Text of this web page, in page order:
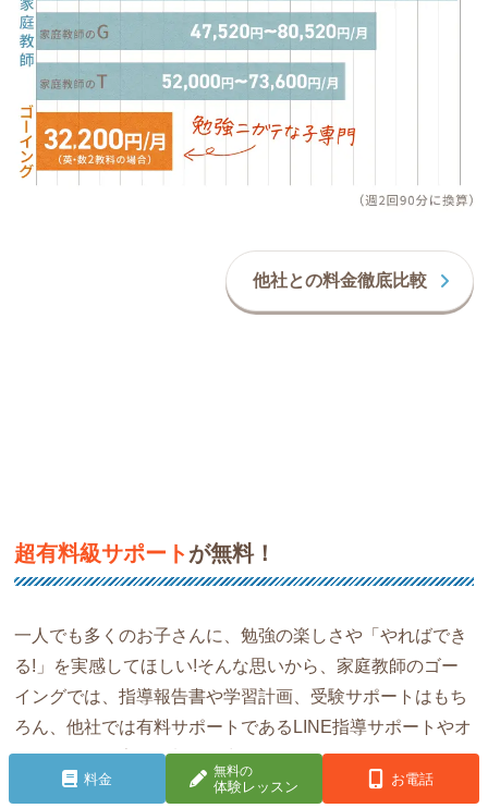
他社との料金徹底比較
超有料級サポート が無料！
一人でも多くのお子さんに、勉強の楽しさや「やればでき
る!」を実感してほしい!そんな思いから、家庭教師のゴー
イングでは、指導報告書や学習計画、受験サポートはもち
ろん、他社では有料サポートであるLINE指導サポートやオ
ンライン自習室も無料。全力でお子さんをサポートします!
料金 無料の
体験レッスン お電話